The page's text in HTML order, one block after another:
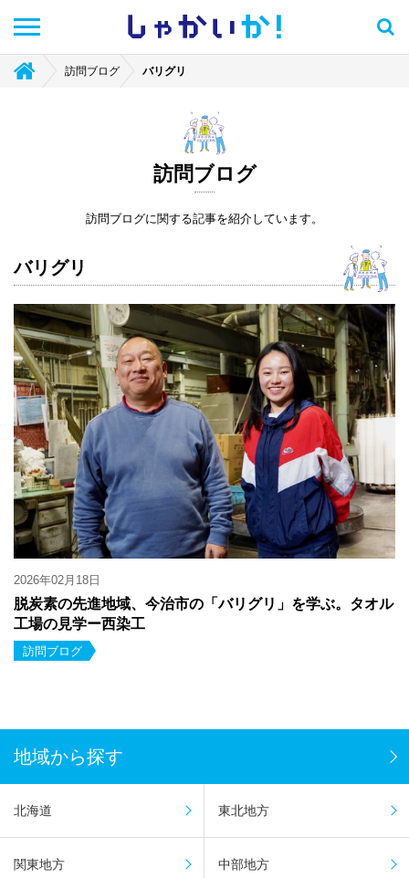
しゃかい か！
訪問ブログ バリグリ
訪問ブログ
訪問ブログに関する記事を紹介しています。
バリグリ
2026年02月18日
脱炭素の先進地域、今治市の「バリグリ」を学ぶ。タオル
工場の見学ー西染工
訪問ブログ
地域から探す
北海道 東北地方
関東地方 中部地方